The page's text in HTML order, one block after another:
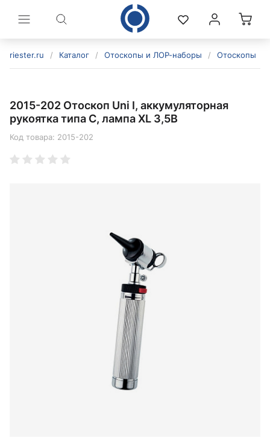
riester.ru / Каталог / Отоскопы и ЛОР-наборы / Отоскопы
2015-202 Отоскоп Uni I, аккумуляторная
рукоятка типа C, лампа XL 3,5В
Код товара: 2015-202